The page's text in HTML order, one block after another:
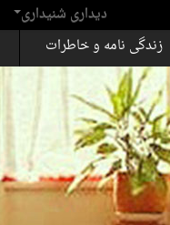
دیداری شنیداری
زندگی نامه و خاطرات